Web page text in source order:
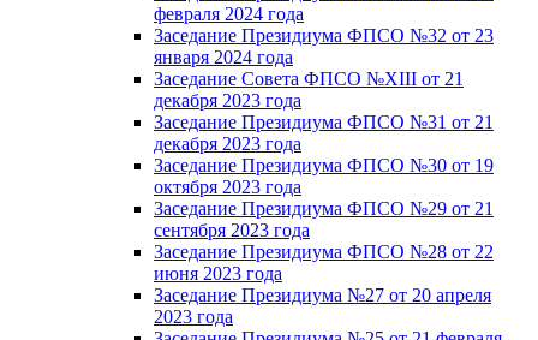
февраля 2024 года
Заседание Президиума ФПСО №32 от 23
января 2024 года
Заседание Совета ФПСО №XIII от 21
декабря 2023 года
Заседание Президиума ФПСО №31 от 21
декабря 2023 года
Заседание Президиума ФПСО №30 от 19
октября 2023 года
Заседание Президиума ФПСО №29 от 21
сентября 2023 года
Заседание Президиума ФПСО №28 от 22
июня 2023 года
Заседание Президиума №27 от 20 апреля
2023 года